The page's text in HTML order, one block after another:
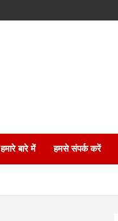
हमारे बारे में हमसे संपर्क करें